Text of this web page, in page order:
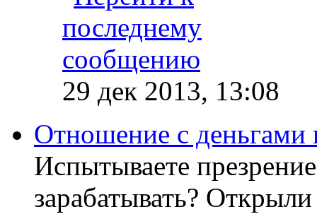
29 дек 2013, 13:08
Отношение с деньгами
Испытываете
зарабатывать?